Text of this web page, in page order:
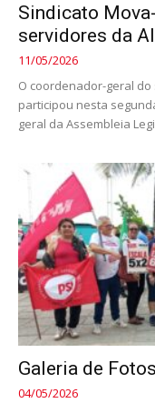
Sindicato
servidores da
11/05/2026
O coordenador-geral
participou nesta
geral da Assembleia
Galeria de
04/05/2026